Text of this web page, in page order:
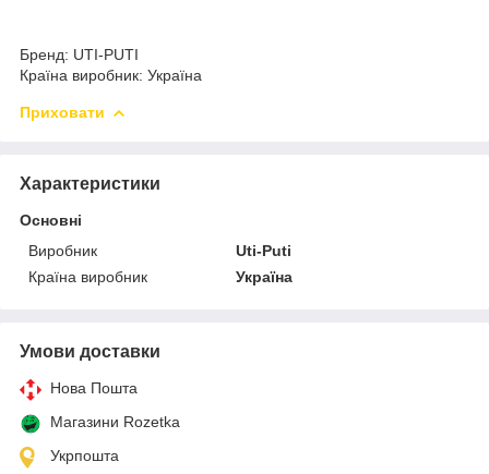
Бренд: UTI-PUTI
Країна виробник: Україна
Приховати
Характеристики
Основні
Виробник
Uti-Puti
Країна виробник
Україна
Умови доставки
Нова Пошта
Магазини Rozetka
Укрпошта